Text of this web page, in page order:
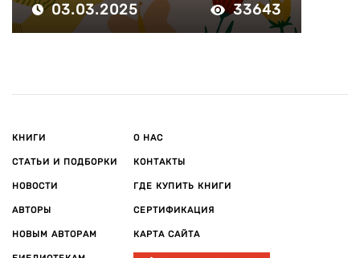
03.03.2025 33643
КНИГИ
СТАТЬИ И ПОДБОРКИ
НОВОСТИ
АВТОРЫ
НОВЫМ АВТОРАМ
О НАС
КОНТАКТЫ
ГДЕ КУПИТЬ КНИГИ
СЕРТИФИКАЦИЯ
КАРТА САЙТА